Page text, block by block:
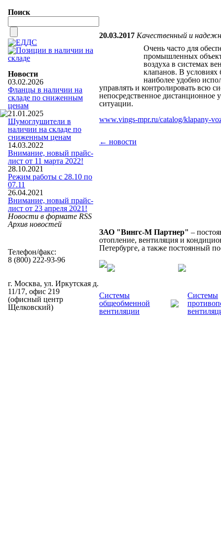
Поиск
Новости
03.02.2026
Фланцы в наличии на
складе по сниженным
ценам
21.01.2025
Шумоглушители в
наличии на складе по
сниженным ценам
14.03.2022
Внимание, новый прайс-
лист от 11 марта 2022!
28.10.2021
Режим работы с 28.10 по
07.11
26.04.2021
Внимание, новый прайс-
лист от 23 апреля 2021!
Новости в формате RSS
Архив новостей
20.03.2017 Качественный и
Очень часто для
промышленных
воздуха в системах
клапанов. В
наиболее удобно
управлять и контролировать всю
непосредственное дистанционное
ситуации.
www.vings-mpr.ru/catalog/klapany-
← новости
Телефон/факс:
8 (800) 222-93-96
г. Москва, ул. Иркутская д.
11/17, офис 219
(офисный центр
Щелковский)
ЗАО "Вингс-М Партнер" –
отопление, вентиляция и
Петербурге, а также постоянный
Системы
общеобменной
вентиляции
Системы